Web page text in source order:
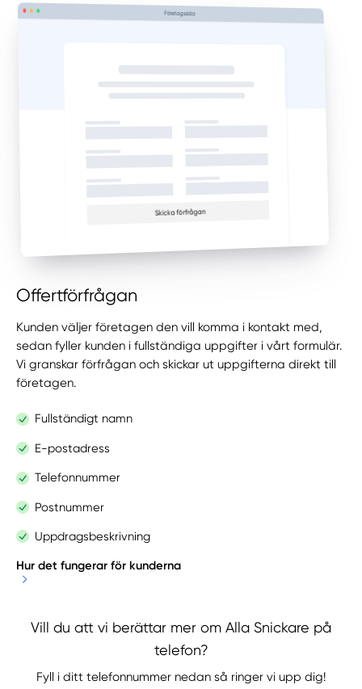
Företagssida
Offertförfrågan
Kunden väljer företagen den vill komma i kontakt med,
sedan fyller kunden i fullständiga uppgifter i vårt formulär.
Vi granskar förfrågan och skickar ut uppgifterna direkt till
företagen.
Fullständigt namn
E-postadress
Telefonnummer
Postnummer
Uppdragsbeskrivning
Hur det fungerar för kunderna
Vill du att vi berättar mer om Alla Snickare på
telefon?
Fyll i ditt telefonnummer nedan så ringer vi upp dig!